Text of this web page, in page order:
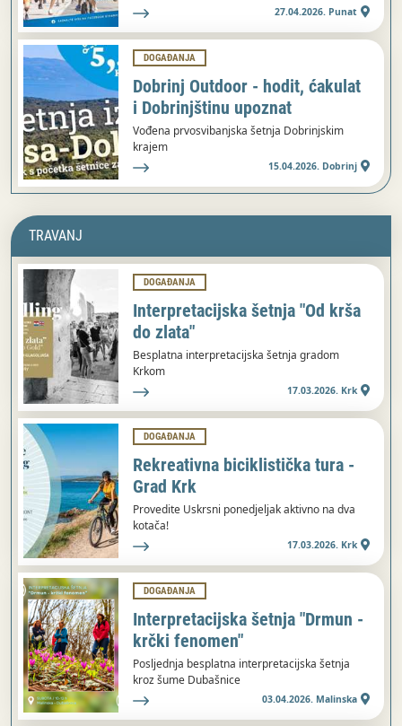
27.04.2026. Punat
DOGAĐANJA
Dobrinj Outdoor - hodit, ćakulat
i Dobrinjštinu upoznat
Vođena prvosvibanjska šetnja Dobrinjskim
krajem
15.04.2026. Dobrinj
TRAVANJ
DOGAĐANJA
Interpretacijska šetnja "Od krša
do zlata"
Besplatna interpretacijska šetnja gradom
Krkom
17.03.2026. Krk
DOGAĐANJA
Rekreativna biciklistička tura -
Grad Krk
Provedite Uskrsni ponedjeljak aktivno na dva
kotača!
17.03.2026. Krk
DOGAĐANJA
Interpretacijska šetnja "Drmun -
krčki fenomen"
Posljednja besplatna interpretacijska šetnja
kroz šume Dubašnice
03.04.2026. Malinska